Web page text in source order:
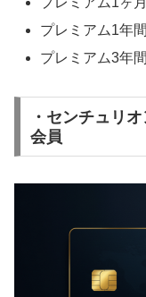
プレミアム1年
プレミアム3年
・センチュリ
会員